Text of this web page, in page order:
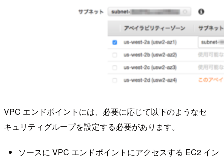
VPC エンドポイントには、必要に応じて以下のようなセ
キュリティグループを設定する必要があります。
ソースに VPC エンドポイントにアクセスする EC2 イン